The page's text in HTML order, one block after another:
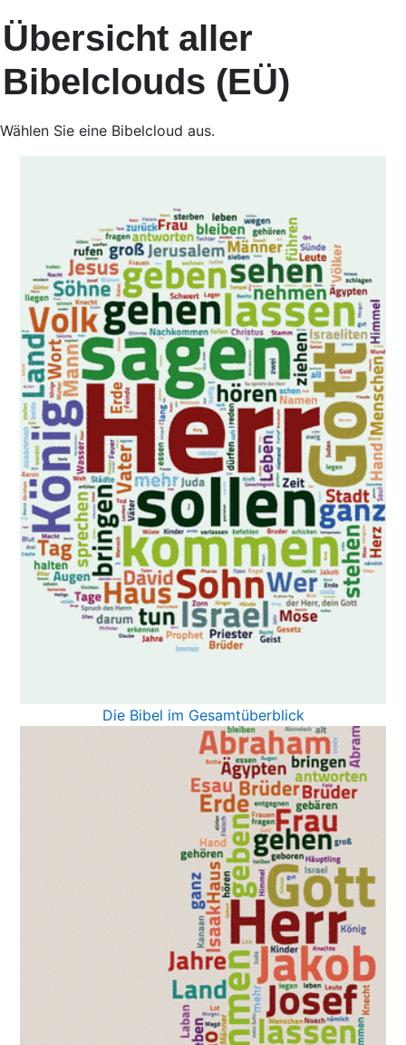
Übersicht aller
Bibelclouds (EÜ)
Wählen Sie eine Bibelcloud aus.
Die Bibel im Gesamtüberblick